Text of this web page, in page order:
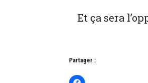
Et ça sera
Partager :